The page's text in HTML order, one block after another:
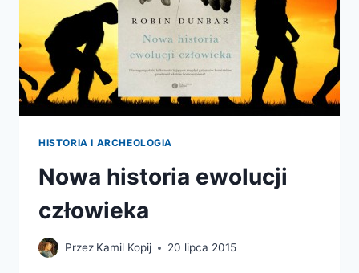
HISTORIA I ARCHEOLOGIA
Nowa historia ewolucji
człowieka
Przez Kamil Kopij 20 lipca 2015